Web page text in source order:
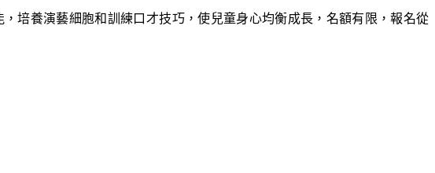
培養演藝細胞和訓練口才技巧，使兒童身心均衡成長，名額有限，報名從